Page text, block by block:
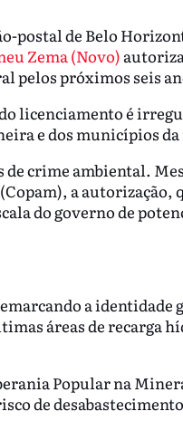
postal de Belo
Zema (Novo)
pelos próximos seis
licenciamento é
e dos municípios
de crime ambiental.
a autorização,
do governo de
a
áreas de recarga
Popular na
de